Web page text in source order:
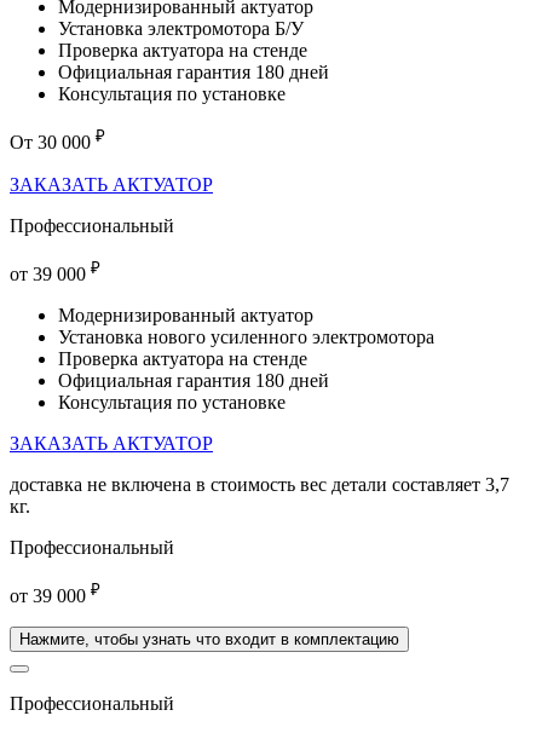
Модернизированный актуатор
Установка электромотора Б/У
Проверка актуатора на стенде
Официальная гарантия 180 дней
Консультация по установке
От 30 000 ₽
ЗАКАЗАТЬ АКТУАТОР
Профессиональный
от 39 000 ₽
Модернизированный актуатор
Установка нового усиленного электромотора
Проверка актуатора на стенде
Официальная гарантия 180 дней
Консультация по установке
ЗАКАЗАТЬ АКТУАТОР
доставка не включена в стоимость вес детали составляет 3,7
кг.
Профессиональный
от 39 000 ₽
Нажмите, чтобы узнать что входит в комплектацию
Профессиональный